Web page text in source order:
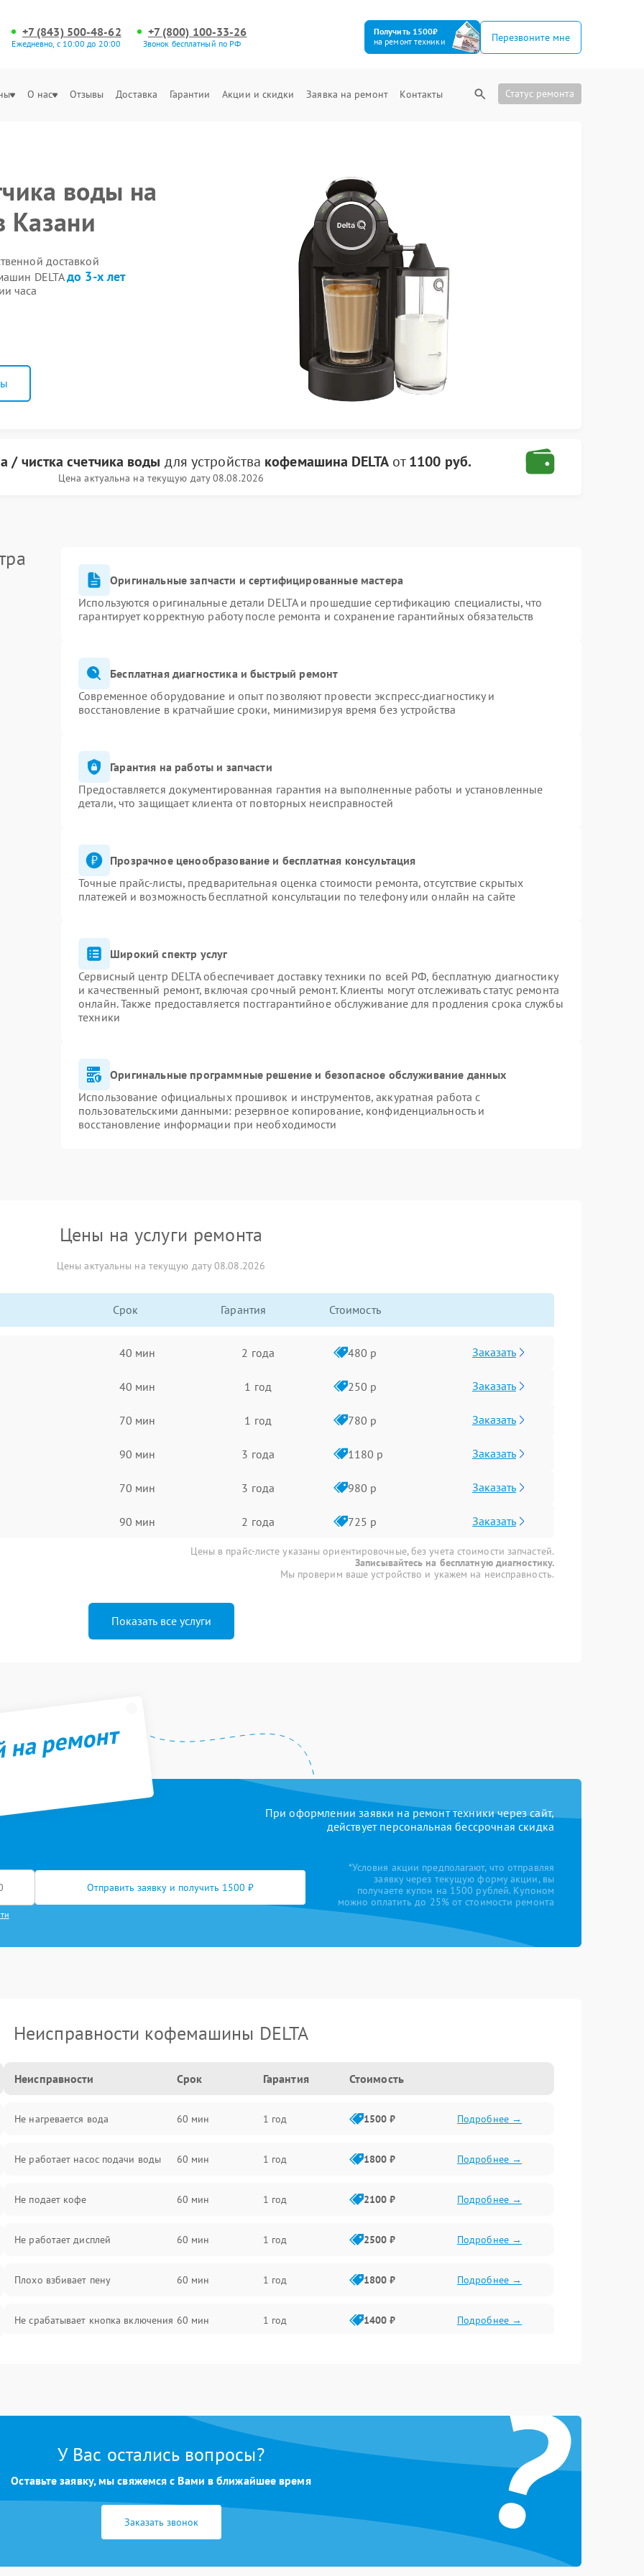
+7 (843) 500-48-62
Ежедневно, с 10:00 до 20:00
+7 (800) 100-33-26
Звонок бесплатный по РФ
Получить 1500₽
на ремонт техники
Перезвоните мне
О нас Отзывы Доставка Гарантии Акции и скидки Заявка на ремонт Контакты Статус ремонта
воды на
Казани
доставкой
DELTAдо 3-х лет
часа
/ чистка счетчика воды для устройства кофемашина DELTAот1100 руб.
Цена актуальна на текущую дату 08.08.2026
Оригинальные запчасти и сертифицированные мастера
Используются оригинальные детали DELTA и прошедшие сертификацию специалисты, что
гарантирует корректную работу после ремонта и сохранение гарантийных обязательств
Бесплатная диагностика и быстрый ремонт
Современное оборудование и опыт позволяют провести экспресс-диагностику и
восстановление в кратчайшие сроки, минимизируя время без устройства
Гарантия на работы и запчасти
Предоставляется документированная гарантия на выполненные работы и установленные
детали, что защищает клиента от повторных неисправностей
Прозрачное ценообразование и бесплатная консультация
Точные прайс-листы, предварительная оценка стоимости ремонта, отсутствие скрытых
платежей и возможность бесплатной консультации по телефону или онлайн на сайте
Широкий спектр услуг
Сервисный центр DELTA обеспечивает доставку техники по всей РФ, бесплатную диагностику
и качественный ремонт, включая срочный ремонт. Клиенты могут отслеживать статус ремонта
онлайн. Также предоставляется постгарантийное обслуживание для продления срока службы
техники
Оригинальные программные решение и безопасное обслуживание данных
Использование официальных прошивок и инструментов, аккуратная работа с
пользовательскими данными: резервное копирование, конфиденциальность и
восстановление информации при необходимости
Цены на услуги ремонта
Цены актуальны на текущую дату 08.08.2026
Срок Гарантия Стоимость
40 мин 2 года 480 р Заказать
40 мин 1 год 250 р Заказать
70 мин 1 год 780 р Заказать
90 мин 3 года 1180 р Заказать
70 мин 3 года 980 р Заказать
90 мин 2 года 725 р Заказать
Цены в прайс-листе указаны ориентировочные, без учета стоимости запчастей.
Записывайтесь на бесплатную диагностику.
Мы проверим ваше устройство и укажем на неисправность.
Показать все услуги
ремонт
При оформлении заявки на ремонт техники через сайт,
действует персональная бессрочная скидка
Отправить заявку и получить 1500 ₽
*Условия акции предполагают, что отправляя
заявку через текущую форму акции, вы
получаете купон на 1500 рублей. Купоном
можно оплатить до 25% от стоимости ремонта
Неисправности кофемашины DELTA
Неисправности Срок Гарантия Стоимость
Не нагревается вода 60 мин 1 год 1500 ₽ Подробнее →
Не работает насос подачи воды 60 мин 1 год 1800 ₽ Подробнее →
Не подает кофе 60 мин 1 год 2100 ₽ Подробнее →
Не работает дисплей 60 мин 1 год 2500 ₽ Подробнее →
Плохо взбивает пену 60 мин 1 год 1800 ₽ Подробнее →
Не срабатывает кнопка включения 60 мин 1 год 1400 ₽ Подробнее →
?
У Вас остались вопросы?
Оставьте заявку, мы свяжемся с Вами в ближайшее время
Заказать звонок